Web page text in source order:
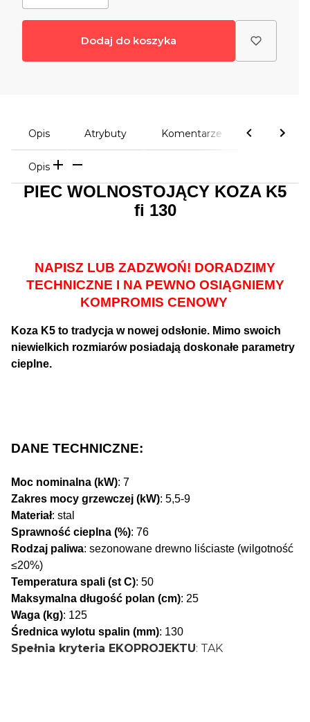
Dodaj do koszyka
Opis Atrybuty Komentarze
Opis
PIEC WOLNOSTOJĄCY KOZA K5
fi 130
NAPISZ LUB ZADZWOŃ! DORADZIMY
TECHNICZNE I NA PEWNO OSIĄGNIEMY
KOMPROMIS CENOWY
Koza K5 to tradycja w nowej odsłonie. Mimo swoich
niewielkich rozmiarów posiadają doskonałe parametry
cieplne.
DANE TECHNICZNE:
Moc nominalna (kW): 7
Zakres mocy grzewczej (kW): 5,5-9
Materiał: stal
Sprawność cieplna (%): 76
Rodzaj paliwa: sezonowane drewno liściaste (wilgotność
≤20%)
Temperatura spali (st C): 50
Maksymalna długość polan (cm): 25
Waga (kg): 125
Średnica wylotu spalin (mm): 130
Spełnia kryteria EKOPROJEKTU: TAK